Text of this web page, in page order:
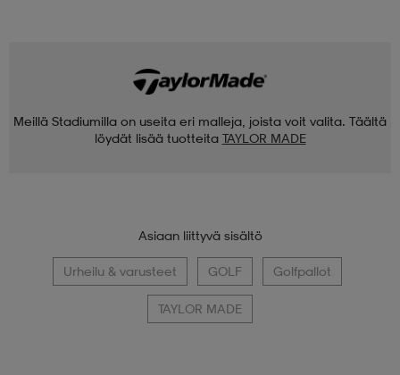
Meillä Stadiumilla on useita eri malleja, joista voit valita. Täältä
löydät lisää tuotteita TAYLOR MADE
Asiaan liittyvä sisältö
Urheilu & varusteet GOLF Golfpallot
TAYLOR MADE